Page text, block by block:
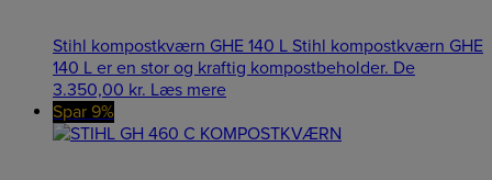
Stihl kompostkværn GHE 140 L Stihl kompostkværn GHE
140 L er en stor og kraftig kompostbeholder. De
3.350,00 kr. Læs mere
Spar 9%